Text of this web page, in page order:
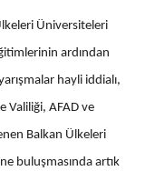
Üniversiteleri
ardından
hayli iddialı,
Valiliği, AFAD ve
Balkan Ülkeleri
buluşmasında artık